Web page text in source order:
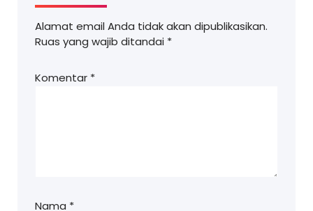
Alamat email Anda tidak akan dipublikasikan.
Ruas yang wajib ditandai *
Komentar *
Nama *